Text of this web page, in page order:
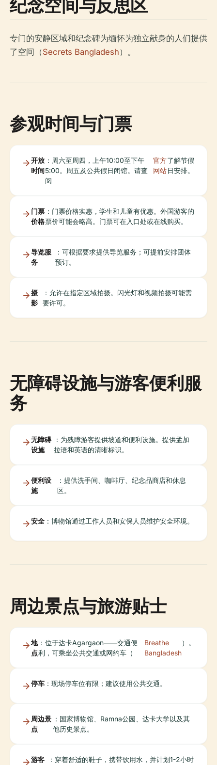
纪念空间与反思区
专门的安静区域和纪念碑为缅怀为独立献身的人们提供
了空间（Secrets Bangladesh）。
参观时间与门票
开放
时间
：周六至周四，上午10:00至下午
5:00。周五及公共假日闭馆。请查
阅
官方
网站
了解节假
日安排。
门票
价格
：门票价格实惠，学生和儿童有优惠。外国游客的
票价可能会略高。门票可在入口处或在线购买。
导览服
务
：可根据要求提供导览服务；可提前安排团体
预订。
摄
影
：允许在指定区域拍摄。闪光灯和视频拍摄可能需
要许可。
无障碍设施与游客便利服
务
无障碍
设施
：为残障游客提供坡道和便利设施。提供孟加
拉语和英语的清晰标识。
便利设
施
：提供洗手间、咖啡厅、纪念品商店和休息
区。
安全 ：博物馆通过工作人员和安保人员维护安全环境。
周边景点与旅游贴士
地
点
：位于达卡Agargaon——交通便
利，可乘坐公共交通或网约车（
Breathe
Bangladesh
）。
停车 ：现场停车位有限；建议使用公共交通。
周边景
点
：国家博物馆、Ramna公园、达卡大学以及其
他历史景点。
游客
：穿着舒适的鞋子，携带饮用水，并计划1-2小时